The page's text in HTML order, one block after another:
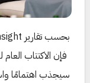
سيجذب اهتمامًا